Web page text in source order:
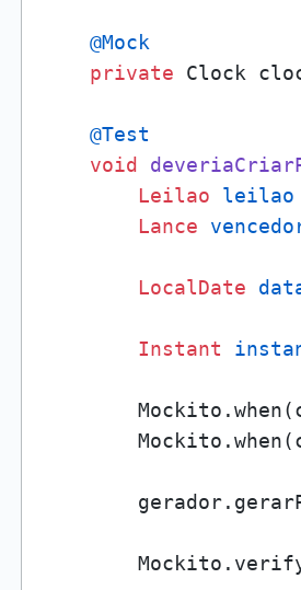
@Mock
private Clock
@Test
void
Leilao
leilao
Lance
LocalDate
Instant